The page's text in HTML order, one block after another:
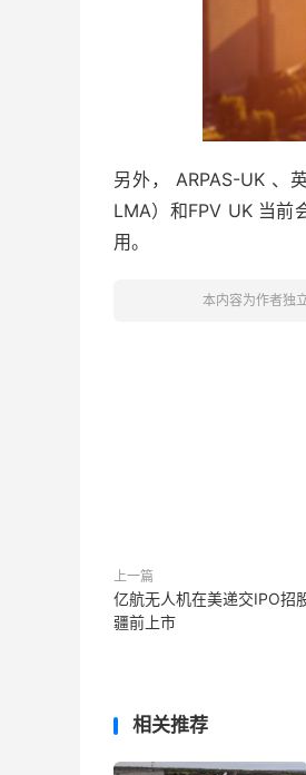
另外， ARPAS-UK 、
LMA）和FPV UK 当前
用。
本内容为作者独
上一篇
亿航无人机在美递交IPO招
疆前上市
相关推荐